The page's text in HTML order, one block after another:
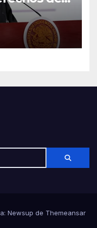
debate
en la
Newsup de Themeansar